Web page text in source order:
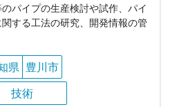
パイプの生産検討や試作、パイ
する工法の研究、開発情報の管
県 豊川市
技術